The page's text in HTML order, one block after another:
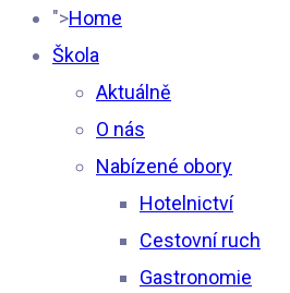
characters for results.
">Home
Škola
Aktuálně
O nás
Nabízené obory
Hotelnictví
Cestovní ruch
Gastronomie